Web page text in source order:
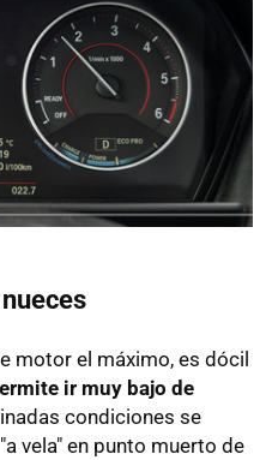
motor el máximo, es dócil
ir muy bajo de
condiciones se
vela" en punto muerto de